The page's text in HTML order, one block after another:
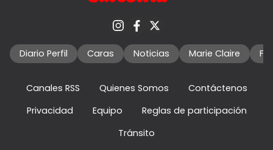
Diario Perfil Caras Noticias Marie Claire
Canales RSS Quienes Somos
Contáctenos
Privacidad
Equipo
Reglas de participación
Tránsito